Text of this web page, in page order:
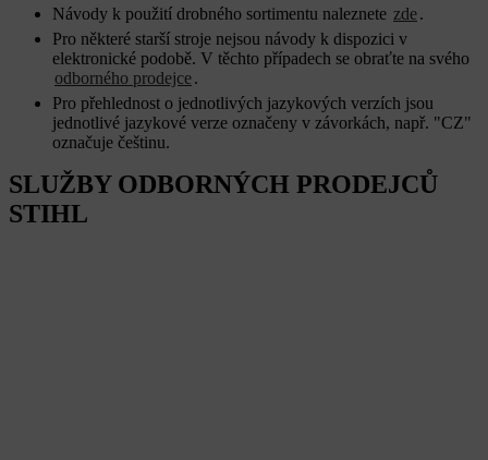
Návody k použití drobného sortimentu naleznete zde.
Pro některé starší stroje nejsou návody k dispozici v
elektronické podobě. V těchto případech se obraťte na svého
odborného prodejce.
Pro přehlednost o jednotlivých jazykových verzích jsou
jednotlivé jazykové verze označeny v závorkách, např. "CZ"
označuje češtinu.
SLUŽBY ODBORNÝCH PRODEJCŮ
STIHL